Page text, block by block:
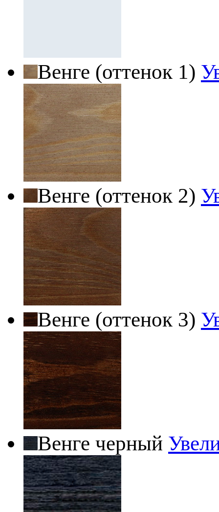
Венге (оттенок 1)
Венге (оттенок 2)
Венге (оттенок 3)
Венге черный